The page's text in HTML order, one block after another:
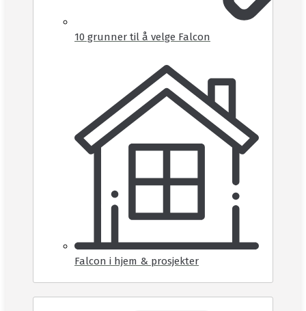
10 grunner til å velge Falcon
Falcon i hjem & prosjekter